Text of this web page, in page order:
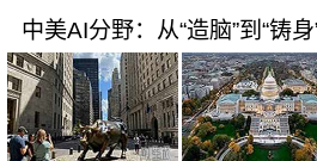
中美AI分野：从“造脑”到“铸